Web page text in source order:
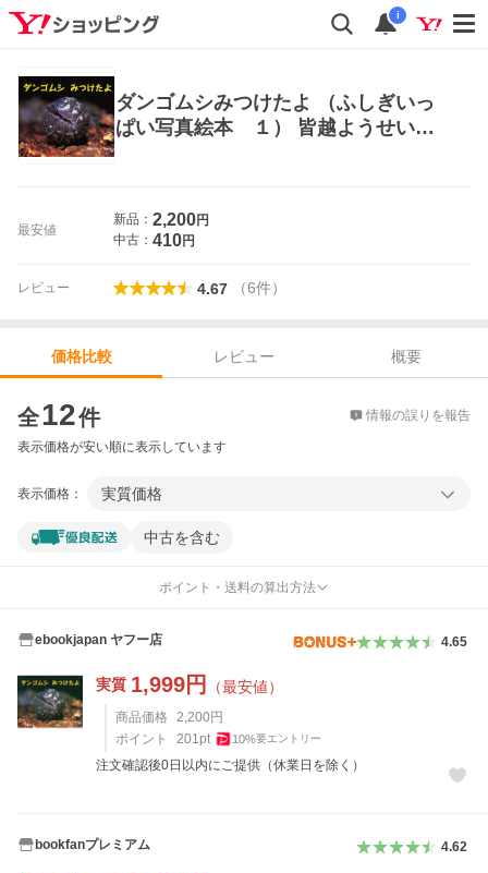
i
ダンゴムシみつけたよ （ふしぎいっ
ぱい写真絵本 １） 皆越ようせい／
最安値
新品： 2,200円
中古： 410円
レビュー 4.67 （6件）
価格比較 レビュー
概要
全12件 情報の誤りを報告
表示価格が安い順に表示しています
表示価格： 実質価格
中古を含む
ポイント・送料の算出方法
ebookjapan ヤフー店 4.65
実質 1,999円 （最安値）
商品価格 2,200 円
ポイント
201pt 10%要エントリー
注文確認後0日以内にご提供（休業日を除く）
bookfanプレミアム 4.62